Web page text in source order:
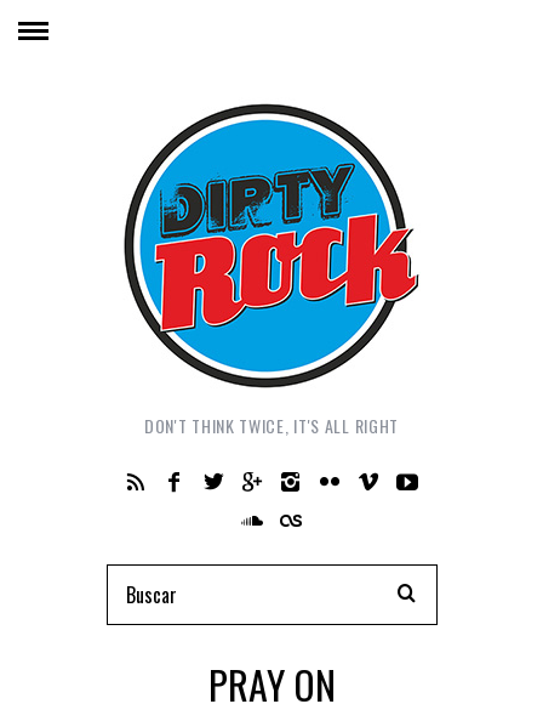
DON'T THINK TWICE, IT'S ALL RIGHT
PRAY ON